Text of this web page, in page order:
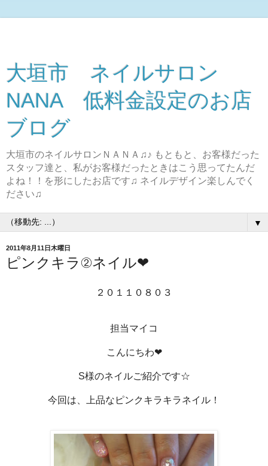
大垣市 ネイルサロン
NANA 低料金設定のお店
ブログ
大垣市のネイルサロンＮＡＮＡ♫♪ もともと、お客様だった
スタッフ達と、私がお客様だったときはこう思ってたんだ
よね！！を形にしたお店です♫ ネイルデザイン楽しんでく
ださい♫
▼
2011年8月11日木曜日
ピンクキラ②ネイル❤
２０１１０８０３
担当マイコ
こんにちわ❤
S様のネイルご紹介です☆
今回は、上品なピンクキラキラネイル！